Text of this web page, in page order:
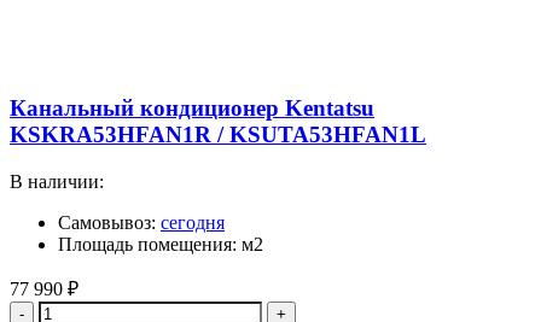
Канальный кондиционер Kentatsu
KSKRA53HFAN1R / KSUTA53HFAN1L
В наличии:
Самовывоз: сегодня
Площадь помещения: м2
77 990 ₽
Количество